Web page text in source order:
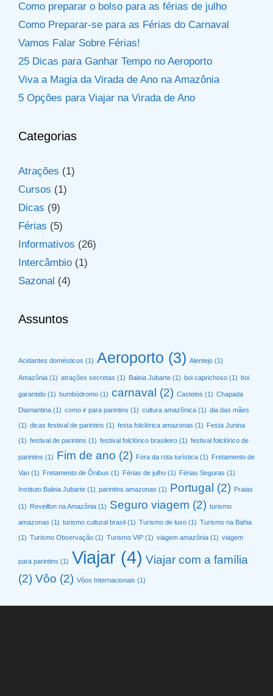
Como preparar o bolso para as férias de julho
Como Preparar-se para as Férias do Carnaval
Vamos Falar Sobre Férias!
25 Dicas para Ganhar Tempo no Aeroporto
Viva a Magia da Virada de Ano na Amazônia
5 Opções para Viajar na Virada de Ano
Categorias
Atrações (1)
Cursos (1)
Dicas (9)
Férias (5)
Informativos (26)
Intercâmbio (1)
Sazonal (4)
Assuntos
Acidantes domésticos (1) Aeroporto (3) Alentejo (1)
Amazônia (1) atrações secretas (1) Baleia Jubarte (1) boi caprichoso (1) boi
garantido (1) bumbódromo (1) carnaval (2) Castelos (1) Chapada
Diamantina (1) como ir para parintins (1) cultura amazônica (1) dia das mães
(1) dicas festival de parintins (1) festa folclórica amazonas (1) Festa Junina
(1) festival de parintins (1) festival folclórico brasileiro (1) festival folclórico de
parintins (1) Fim de ano (2) Fora da rota turística (1) Fretamento de
Van (1) Fretamento de Ônibus (1) Férias de julho (1) Férias Seguras (1)
Instituto Baleia Jubarte (1) parintins amazonas (1) Portugal (2) Praias
(1) Reveillon na Amazônia (1) Seguro viagem (2) turismo
amazonas (1) turismo cultural brasil (1) Turismo de luxo (1) Turismo na Bahia
(1) Turismo Observação (1) Turismo VIP (1) viagem amazônia (1) viagem
para parintins (1) Viajar (4) Viajar com a família
(2) Vôo (2) Vôos Internacionais (1)